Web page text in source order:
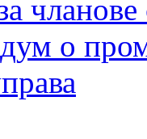
о